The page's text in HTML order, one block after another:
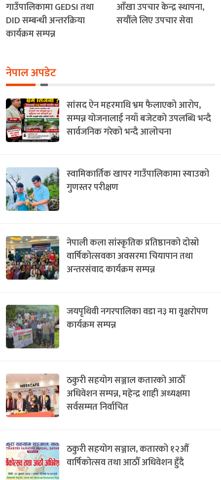
गाउँपालिकामा GEDSI तथा
DID सम्बन्धी अन्तरक्रिया
कार्यक्रम सम्पन्न
आँखा उपचार केन्द्र स्थापना,
सयौँले लिए उपचार सेवा
नेपाल अपडेट
सांसद ऐन महरमाथि भ्रम फैलाएको आरोप,
सम्पन्न योजनालाई नयाँ बजेटको उपलब्धि भन्दै
सार्वजनिक गरेको भन्दै आलोचना
स्वामिकार्तिक खापर गाउँपालिकामा स्याउको
गुणस्तर परीक्षण
नेपाली कला सांस्कृतिक प्रतिष्ठानको दोस्रो
वार्षिकोत्सवका अवसरमा चियापान तथा
अन्तरसंवाद कार्यक्रम सम्पन्न
जयपृथिवी नगरपालिका वडा न३ मा वृक्षरोपण
कार्यक्रम सम्पन्न
ठकुरी सहयोग सञ्जाल कतारको आठौँ
अधिवेशन सम्पन्न, महेन्द्र शाही अध्यक्षमा
सर्वसम्मत निर्वाचित
ठकुरी सहयोग सञ्जाल, कतारको १२औँ
वार्षिकोत्सव तथा आठौँ अधिवेशन हुँदै